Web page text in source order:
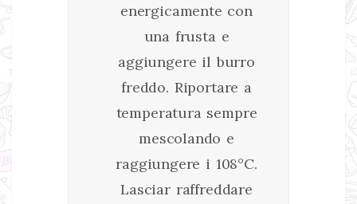
energicamente con
una frusta e
aggiungere il burro
freddo. Riportare a
temperatura sempre
mescolando e
raggiungere i 108°C.
Lasciar raffreddare